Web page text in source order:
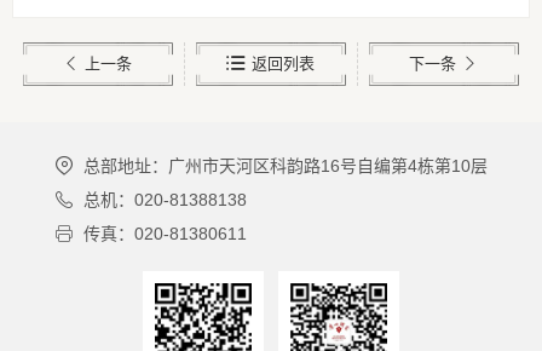
上一条 返回列表 下一条
总部地址：广州市天河区科韵路16号自编第4栋第10层
总机：020-81388138
传真：020-81380611